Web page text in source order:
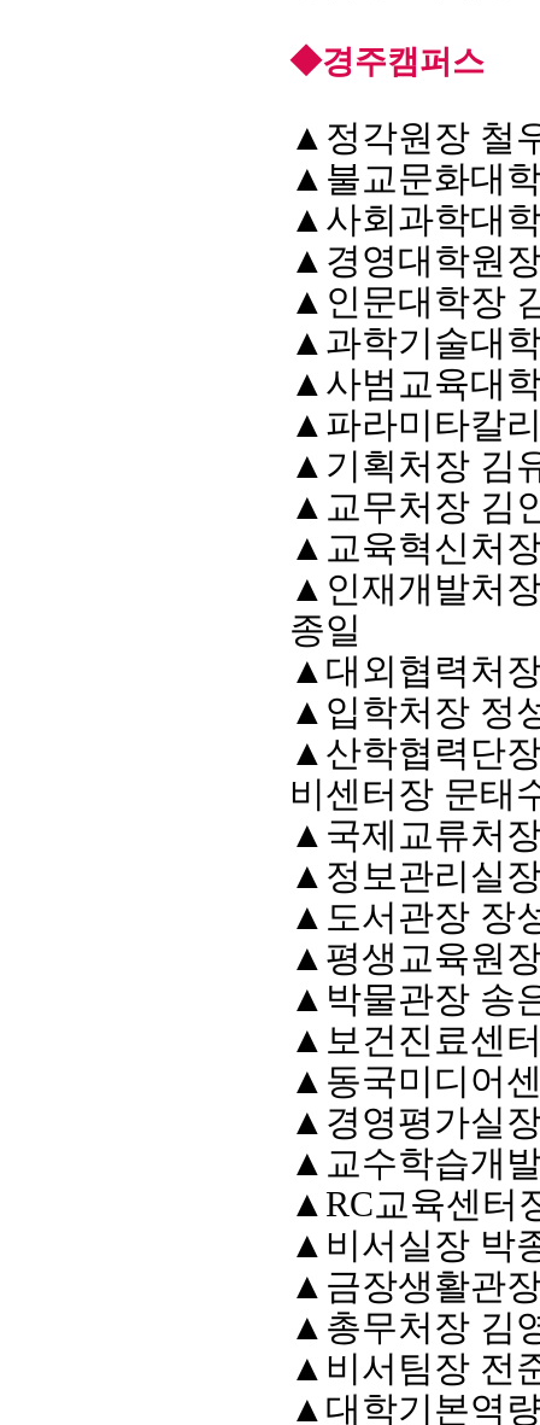
◆경주캠퍼스
▲ 정각원장 철
▲ 불교문화대
▲ 사회과학대
▲ 경영대학원
▲ 인문대학장
▲ 과학기술대
▲ 사범교육대
▲ 파라미타칼
▲ 기획처장 김
▲ 교무처장 김
▲ 교육혁신처
▲ 인재개발처
종일
▲ 대외협력처
▲ 입학처장 정
▲ 산학협력단
비센터장 문태
▲ 국제교류처
▲ 정보관리실
▲ 도서관장 장
▲ 평생교육원
▲ 박물관장 송
▲ 보건진료센
▲ 동국미디어
▲ 경영평가실
▲ 교수학습개
▲ RC교육센터
▲ 비서실장 박
▲ 금장생활관
▲ 총무처장 김
▲ 비서팀장 전
▲ 대학기본역